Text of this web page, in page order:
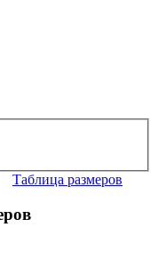
Таблица размеров